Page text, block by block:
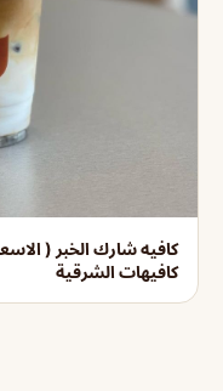
كافيه شارك الخبر (
كافيهات الشرقية